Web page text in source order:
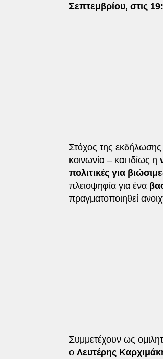
Σεπτεμβρίου, στις
Στόχος της εκδήλωσης
κοινωνία – και ιδίως η
πολιτικές για
πλειοψηφία για ένα
πραγματοποιηθεί
Συμμετέχουν ως
ο Λευτέρης